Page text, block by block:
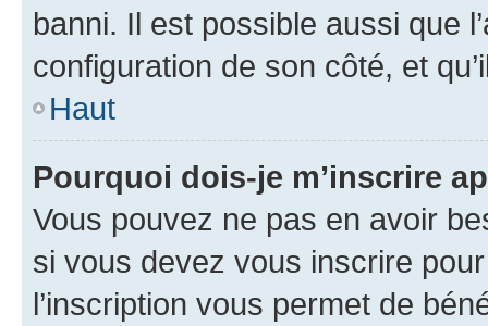
banni. Il est possible aussi que
configuration de son côté, et
Haut
Pourquoi dois-je m’inscrire
Vous pouvez ne pas en avoir
si vous devez vous inscrire
l’inscription vous permet de